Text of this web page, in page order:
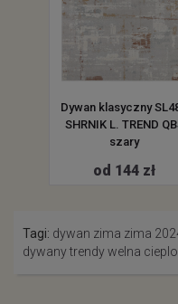
Dywan klasyczny
SHRNIK L. TREND
szary
od 144 zł
Tagi: dywan zima zima
dywanytrendywelna cieplo